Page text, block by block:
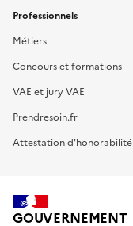
Professionnels
Métiers
Concours et formations
VAE et jury VAE
Prendresoin.fr
Attestation d'honorabilité
GOUVERNEMENT